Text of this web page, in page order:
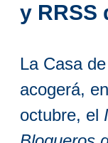
y RRSS
La Casa
acogerá,
octubre, el